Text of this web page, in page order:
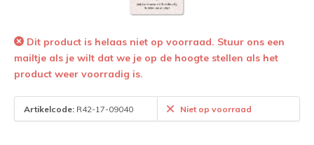
Dit product is helaas niet op voorraad. Stuur ons een
mailtje als je wilt dat we je op de hoogte stellen als het
product weer voorradig is.
Artikelcode: R42-17-09040 Niet op voorraad